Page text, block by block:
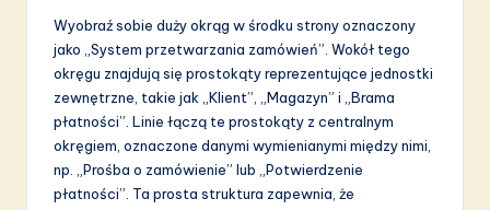
Wyobraź sobie duży okrąg w środku strony oznaczony
jako „System przetwarzania zamówień”. Wokół tego
okręgu znajdują się prostokąty reprezentujące jednostki
zewnętrzne, takie jak „Klient”, „Magazyn” i „Brama
płatności”. Linie łączą te prostokąty z centralnym
okręgiem, oznaczone danymi wymienianymi między nimi,
np. „Prośba o zamówienie” lub „Potwierdzenie
płatności”. Ta prosta struktura zapewnia, że